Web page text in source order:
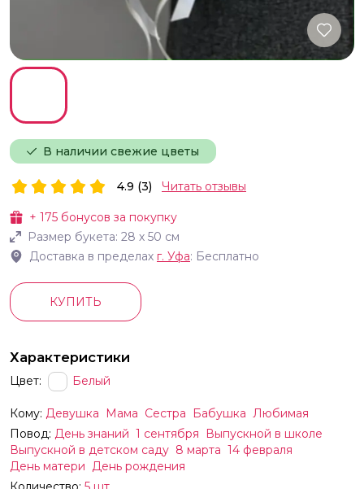
В наличии свежие цветы
+ 175 бонусов за покупку
Размер букета: 28 х 50 см
Доставка в пределах г. Уфа: Бесплатно
4.9 (3) Читать отзывы
КУПИТЬ
Характеристики
Цвет: Белый
Кому: Девушка Мама Сестра Бабушка Любимая
Повод: День знаний 1 сентября
Выпускной в школе
Выпускной в детском саду 8 марта 14 февраля
День матери День рождения